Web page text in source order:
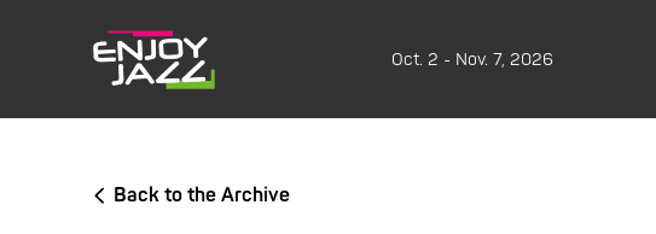
Oct. 2 - Nov. 7, 2026
Back to the Archive